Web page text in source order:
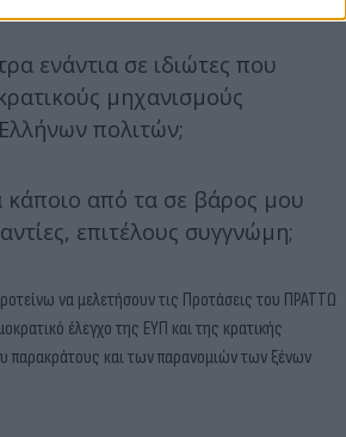
ενάντια σε ιδιώτες που
μηχανισμούς
πολιτών;
κάποιο από τα σε βάρος μου
επιτέλους συγγνώμη;
να μελετήσουν τις Προτάσεις του ΠΡΑΤΤΩ
έλεγχο της ΕΥΠ και της κρατικής
παρακράτους και των παρανομιών των ξένων